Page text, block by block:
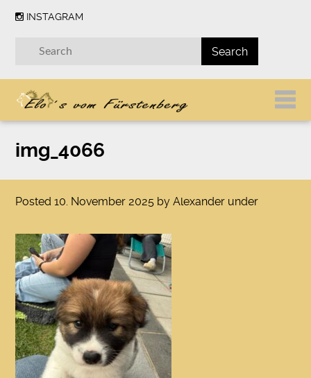
INSTAGRAM
img_4066
Posted10. November 2025 byAlexander under